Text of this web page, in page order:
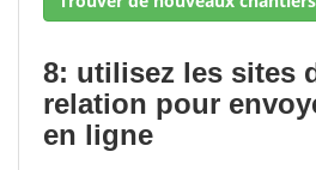
8: utilisez les sites
relation pour
en ligne